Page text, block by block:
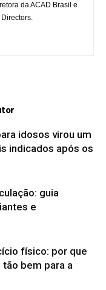
da ACAD Brasil e
idosos virou um
indicados após os
guia
e
físico: por que
bem para a